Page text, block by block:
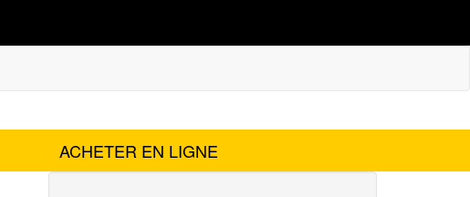
ACHETER EN LIGNE